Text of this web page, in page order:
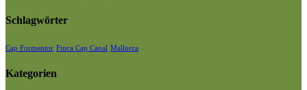
Schlagwörter
Cap Formentor Finca Cap Canal Mallorca
Kategorien